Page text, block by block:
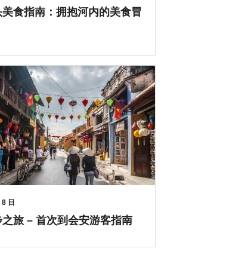
食指南：拥抱河内的美食冒
日
旅 – 首次到会安游客指南